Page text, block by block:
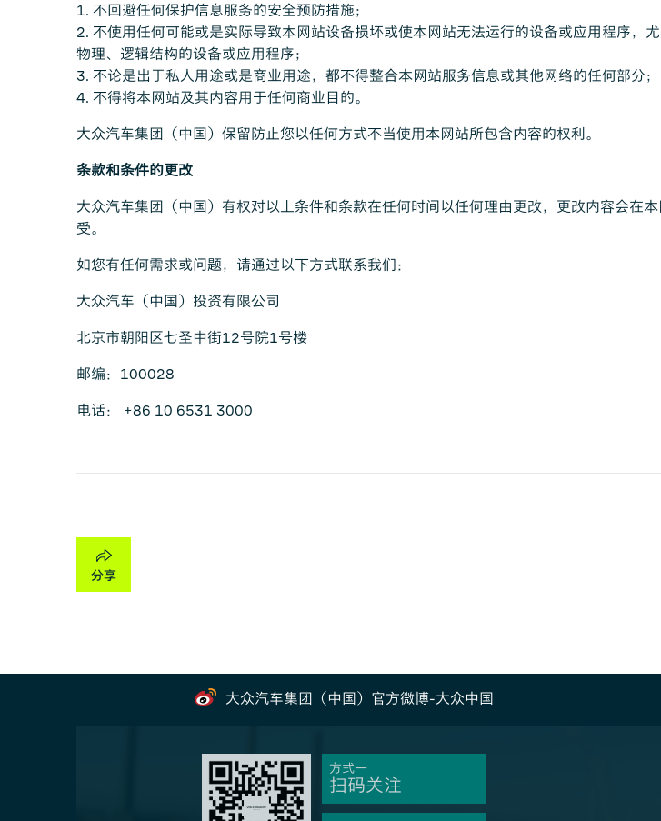
1. 不回避任何保护信息服务的安全预防措施；
2. 不使用任何可能或是实际导致本网站设备损坏或使本网站无法运行的设备或应用程序，
物理、逻辑结构的设备或应用程序；
3. 不论是出于私人用途或是商业用途，都不得整合本网站服务信息或其他网络的任何部分；
4. 不得将本网站及其内容用于任何商业目的。
大众汽车集团（中国）保留防止您以任何方式不当使用本网站所包含内容的权利。
条款和条件的更改
大众汽车集团（中国）有权对以上条件和条款在任何时间以任何理由更改，更改内容会在
受。
如您有任何需求或问题，请通过以下方式联系我们：
大众汽车（中国）投资有限公司
北京市朝阳区七圣中街12号院1号楼
邮编：100028
电话： +86 10 6531 3000
大众汽车集团（中国）官方微博-大众中国
方式一
扫码关注